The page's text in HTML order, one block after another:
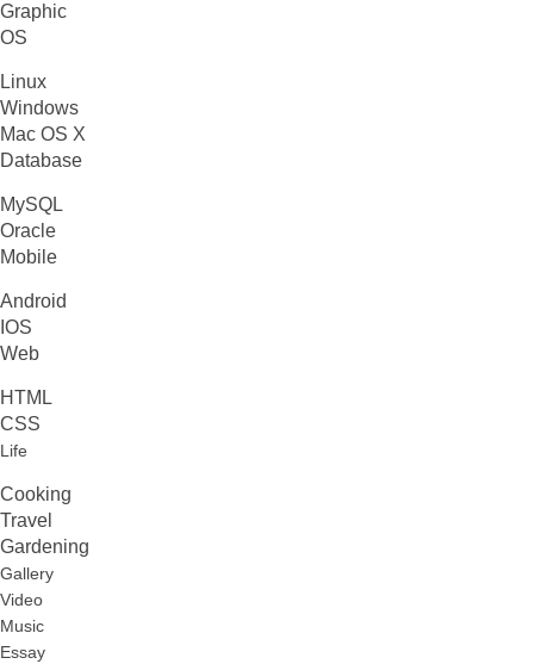
Graphic
OS
Linux
Windows
Mac OS X
Database
MySQL
Oracle
Mobile
Android
IOS
Web
HTML
CSS
Life
Cooking
Travel
Gardening
Gallery
Video
Music
Essay